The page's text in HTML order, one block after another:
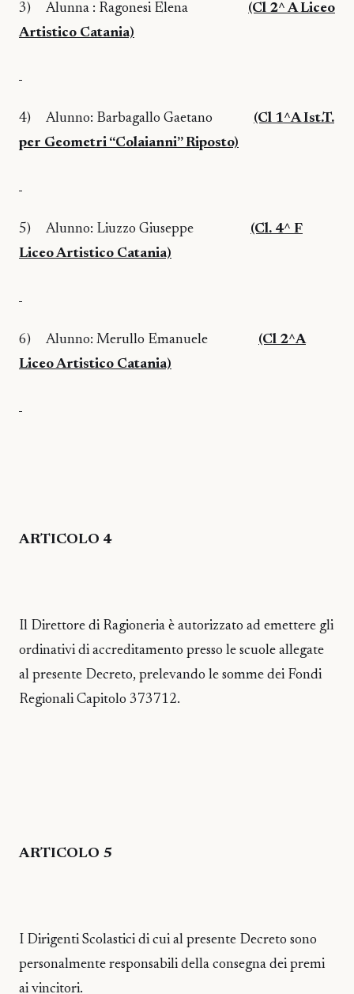
3) Alunna : Ragonesi Elena
(Cl 2^ A Liceo
Artistico Catania)
4) Alunno: Barbagallo Gaetano
(Cl 1^A Ist.T.
per Geometri “Colaianni” Riposto)
5) Alunno: Liuzzo Giuseppe
(Cl. 4^ F
Liceo Artistico Catania)
6) Alunno: Merullo Emanuele
(Cl 2^A
Liceo Artistico Catania)
ARTICOLO 4
Il Direttore di Ragioneria è autorizzato ad emettere gli
ordinativi di accreditamento presso le scuole allegate
al presente Decreto, prelevando le somme dei Fondi
Regionali Capitolo 373712.
ARTICOLO 5
I Dirigenti Scolastici di cui al presente Decreto sono
personalmente responsabili della consegna dei premi
ai vincitori.